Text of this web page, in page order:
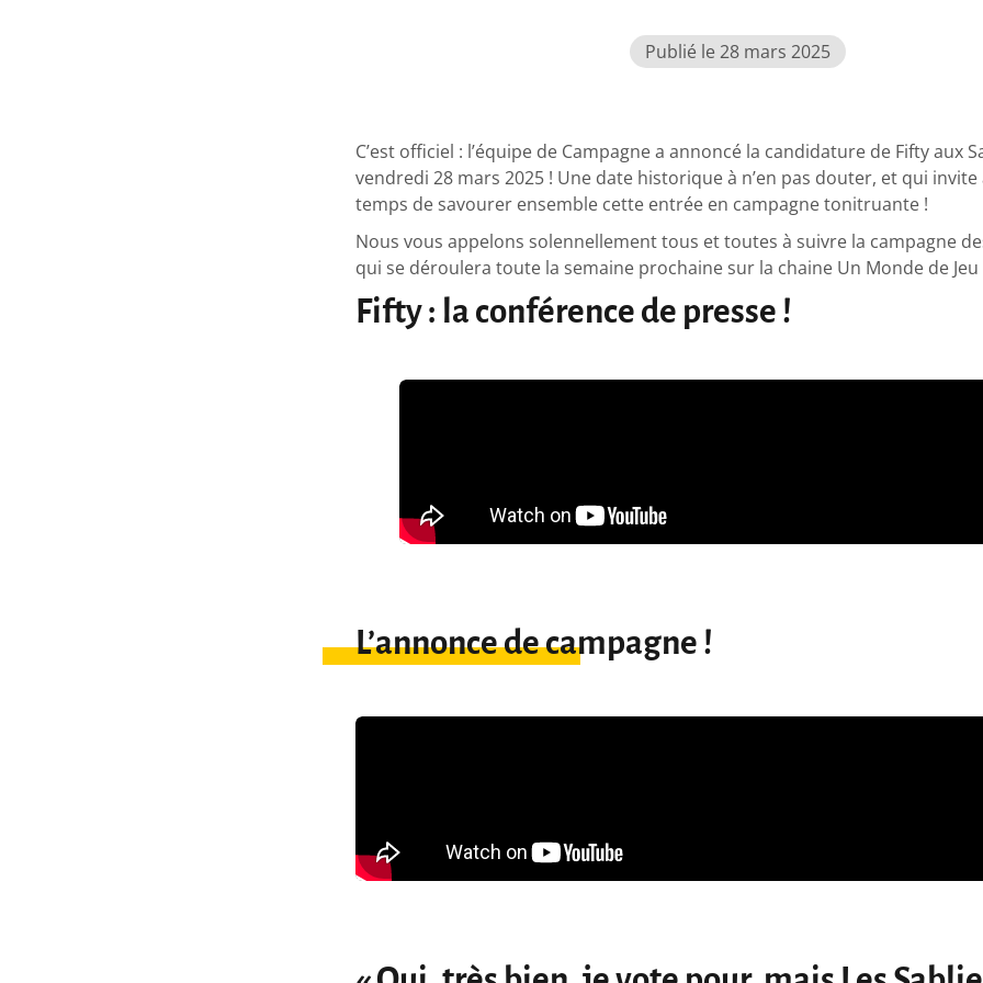
Publié le 28 mars 2025
C’est officiel : l’équipe de Campagne a annoncé la candidature de Fifty aux
vendredi 28 mars 2025 ! Une date historique à n’en pas douter, et qui
temps de savourer ensemble cette entrée en campagne tonitruante !
Nous vous appelons solennellement tous et toutes à suivre la campagne
qui se déroulera toute la semaine prochaine sur la chaine Un Monde de Jeu
Fifty : la conférence de presse !
L’annonce de campagne !